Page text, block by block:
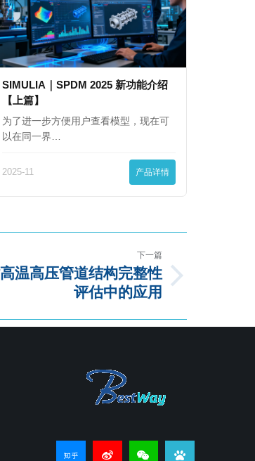
SIMULIA｜SPDM 2025 新功能介绍
【上篇】
为了进一步方便用户查看模型，现在可
以在同一界…
2025-11 产品详情
下一篇
温高压管道结构完整性
评估中的应用